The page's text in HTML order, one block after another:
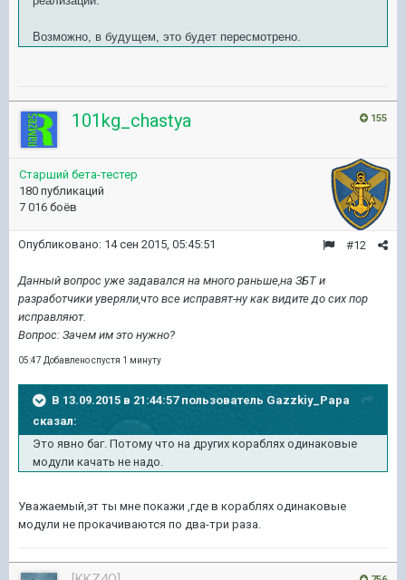
Возможно, в будущем, это будет пересмотрено.
155
101kg_chastya
Старший бета-тестер
180 публикаций
7 016 боёв
#12
Опубликовано: 14 сен 2015, 05:45:51
Данный вопрос уже задавался на много раньше,на ЗБТ и
разработчики уверяли,что все исправят-ну как видите до сих пор
исправляют.
Вопрос: Зачем им это нужно?
05:47 Добавлено спустя 1 минуту
В 13.09.2015 в 21:44:57 пользователь Gazzkiy_Papa
сказал:
Это явно баг. Потому что на других кораблях одинаковые
модули качать не надо.
Уважаемый,эт ты мне покажи ,где в кораблях одинаковые
модули не прокачиваются по два-три раза.